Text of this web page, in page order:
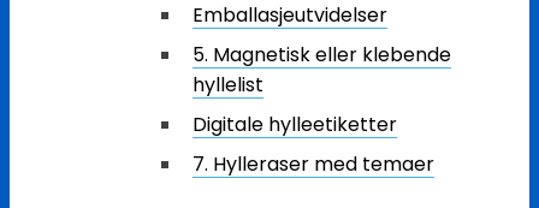
Emballasjeutvidelser
5. Magnetisk eller klebende
hyllelist
Digitale hylleetiketter
7. Hylleraser med temaer